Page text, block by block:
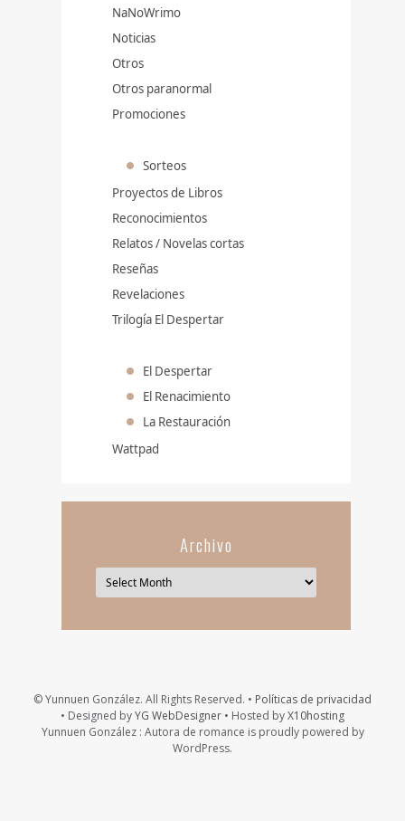
NaNoWrimo
Noticias
Otros
Otros paranormal
Promociones
Sorteos
Proyectos de Libros
Reconocimientos
Relatos / Novelas cortas
Reseñas
Revelaciones
Trilogía El Despertar
El Despertar
El Renacimiento
La Restauración
Wattpad
Archivo
© Yunnuen González. All Rights Reserved. • Políticas de privacidad
• Designed byYG WebDesigner • Hosted byX10hosting
Yunnuen González : Autora de romance is proudly powered by
WordPress.